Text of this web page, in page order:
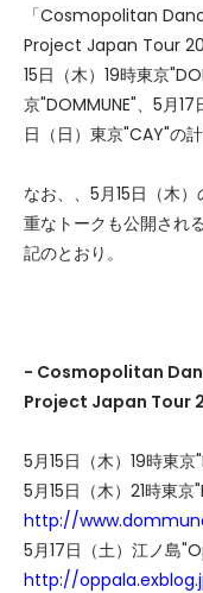
「Cosmopolitan
Project Japan Tour
15日（木）19時東京
京"DOMMUNE"、5月
日（日）東京"CAY"の
なお、、5月15日（木
重なトークも公開され
記のとおり。
- Cosmopolitan
Project Japan Tour
5月15日（木）19時東京
5月15日（木）21時東京
http://
5月17日（土）江ノ島
http://